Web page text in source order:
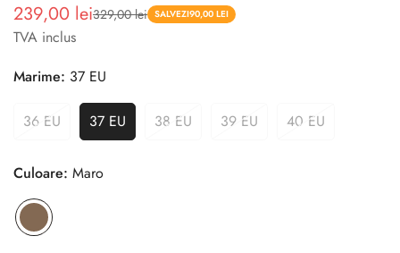
Pret
redus
239,00 lei
Pret 329,00 lei SALVEZI90,00 LEI
TVA inclus
Marime: 37 EU
36 EU 37 EU 38 EU 39 EU 40 EU
Culoare: Maro